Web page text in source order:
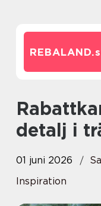
REBALAND.
Rabattkant: en värdefull
detalj i
01 juni 2026
Inspiration